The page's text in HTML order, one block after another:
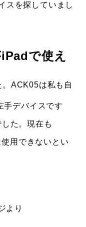
スを探していまし
で使え
ACK05は私も自
手デバイスです
た。現在も
用できないとい
より